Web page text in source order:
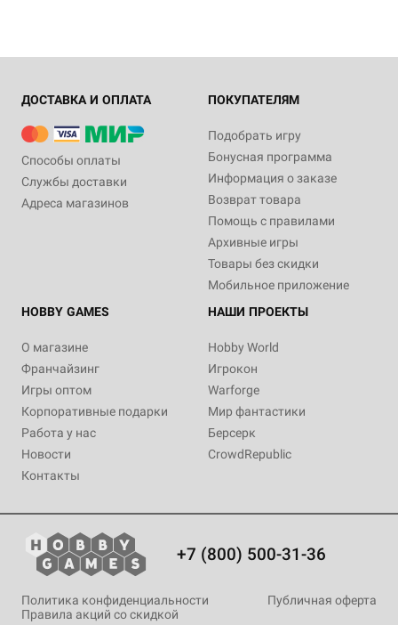
ДОСТАВКА И ОПЛАТА
Способы оплаты
Службы доставки
Адреса магазинов
ПОКУПАТЕЛЯМ
Подобрать игру
Бонусная программа
Информация о заказе
Возврат товара
Помощь с правилами
Архивные игры
Товары без скидки
Мобильное приложение
HOBBY GAMES
О магазине
Франчайзинг
Игры оптом
Корпоративные подарки
Работа у нас
Новости
Контакты
НАШИ ПРОЕКТЫ
Hobby World
Игрокон
Warforge
Мир фантастики
Берсерк
CrowdRepublic
+7 (800) 500-31-36
Политика конфиденциальности
Публичная оферта
Правила акций со скидкой